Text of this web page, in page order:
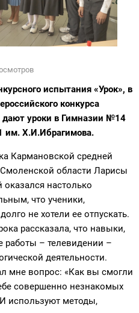
испытания «Урок», в
конкурса
дают уроки в Гимназии №14
им. Х.И.Ибрагимова.
Кармановской средней
области Ларисы
настолько
что ученики,
не хотели ее отпускать.
рассказала, что навыки,
работы – телевидении –
деятельности.
мне вопрос: «Как вы смогли
совершенно незнакомых
используют методы,